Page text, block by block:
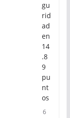
gu
rid
ad
en
14
.8
9
pu
nt
os
6